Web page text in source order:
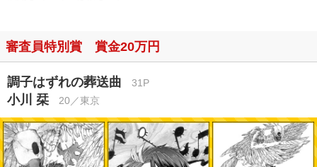
審査員特別賞 賞金20万円
調子はずれの葬送曲 31P
小川 栞 20／東京